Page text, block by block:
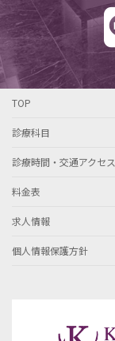
TOP
診療科目
診療時間・交通アクセス
料金表
求人情報
個人情報保護方針